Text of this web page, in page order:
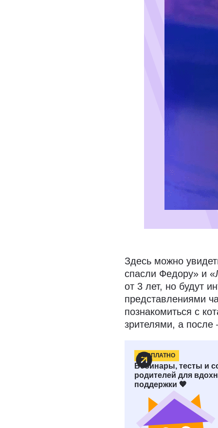
Здесь можно
спасли Федору» и
от 3 лет, но будут
представлениями
познакомиться с
зрителями, а
БЕСПЛАТНО
Вебинары, тесты и
родителей для
поддержки 🧡
Театр
Адрес: улица
Режим работы
19:00, сб и вс —